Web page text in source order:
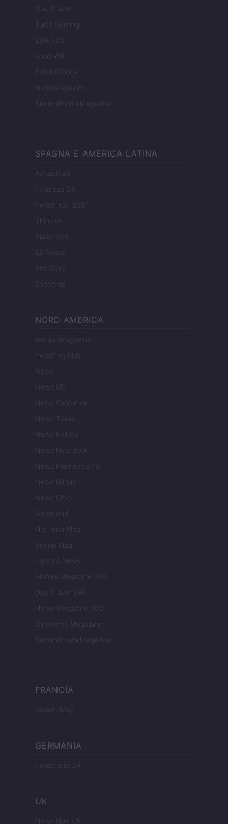
Day Travel
Tutto Gaming
ESG 365
Food Wiki
FuturoDonna
HomeMagazine
SecondHomeMagazine
SPAGNA E AMERICA LATINA
Actualidad
Finanzas 24
Investindo 365
Think.es
Viajar 365
ES Newz
Pet Story
Encocina
NORD AMERICA
Womanmagazine
Investing Plus
Newz
Newz US
Newz California
Newz Texas
Newz Florida
Newz New York
Newz Pennsylvania
Newz Illinois
Newz Ohio
Gameland
Hig Tech Mag
Scoop Mag
Lgbtqia News
Motors Magazine 365
Day Travel 365
Home Magazine 365
Cineverse Magazine
SecondHomeMagazine
FRANCIA
InvestirMag
GERMANIA
Investieren24
UK
News Hub UK